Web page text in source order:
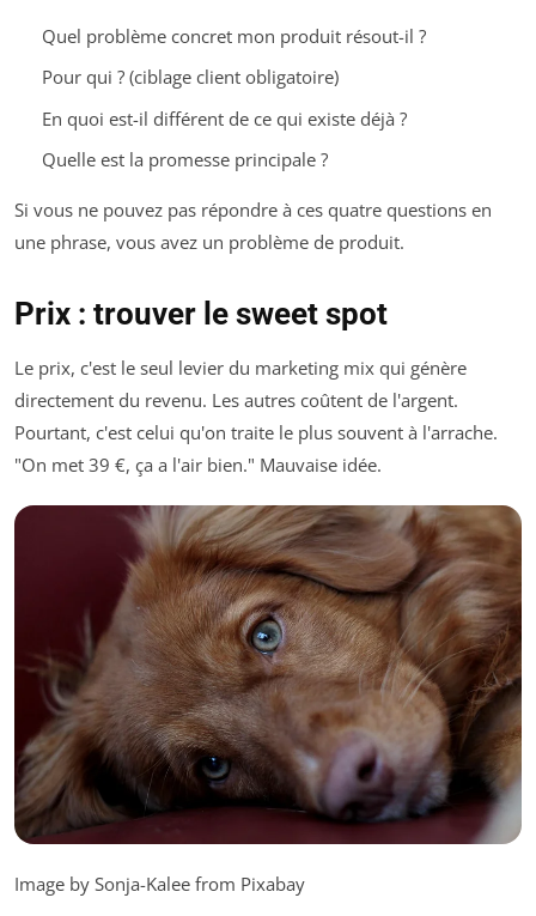
Quel problème concret mon produit résout-il ?
Pour qui ? (ciblage client obligatoire)
En quoi est-il différent de ce qui existe déjà ?
Quelle est la promesse principale ?
Si vous ne pouvez pas répondre à ces quatre questions en
une phrase, vous avez un problème de produit.
Prix : trouver le sweet spot
Le prix, c'est le seul levier du marketing mix qui génère
directement du revenu. Les autres coûtent de l'argent.
Pourtant, c'est celui qu'on traite le plus souvent à l'arrache.
"On met 39 €, ça a l'air bien." Mauvaise idée.
Image by Sonja-Kalee from Pixabay